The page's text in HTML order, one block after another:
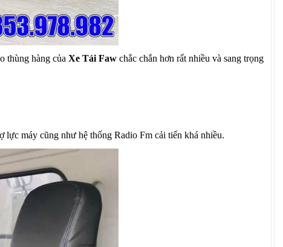
thùng hàng củaXe Tải Faw chắc chắn hơn rất nhiều và sang trọng
lực máy cũng như hệ thống Radio Fm cải tiến khá nhiều.